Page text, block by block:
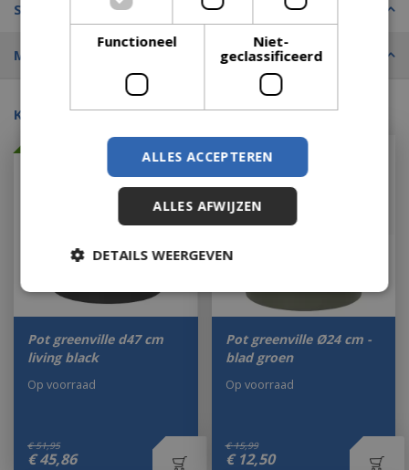
Specificaties
Merk
Kijk ook eens naar:
Pot greenville d47 cm
living black
€ 51,95
€ 45,86
Op voorraad
Nieuwe collectie
Pot greenville Ø24 cm -
blad groen
€ 15,99
€ 12,50
Op voorraad
Functioneel
Niet-
geclassificeerd
ALLES ACCEPTEREN
ALLES AFWIJZEN
DETAILS WEERGEVEN